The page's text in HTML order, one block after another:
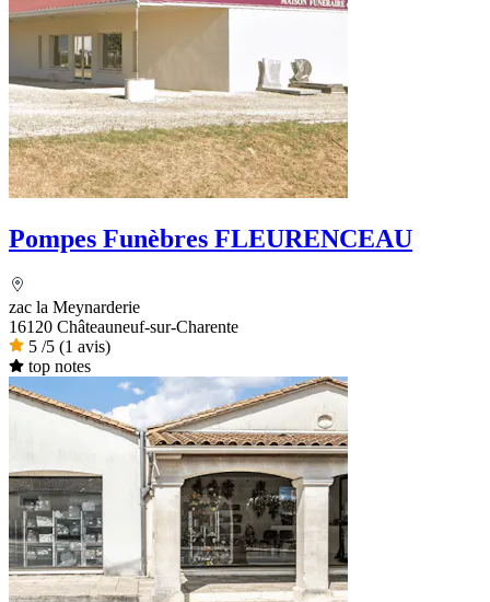
Pompes Funèbres FLEURENCEAU
zac la Meynarderie
16120 Châteauneuf-sur-Charente
5 /5 (1 avis)
top notes